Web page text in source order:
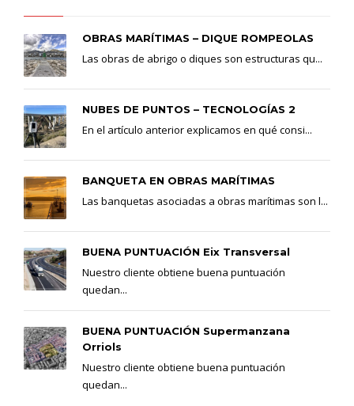
OBRAS MARÍTIMAS – DIQUE ROMPEOLAS
Las obras de abrigo o diques son estructuras qu...
NUBES DE PUNTOS – TECNOLOGÍAS 2
En el artículo anterior explicamos en qué consi...
BANQUETA EN OBRAS MARÍTIMAS
Las banquetas asociadas a obras marítimas son l...
BUENA PUNTUACIÓN Eix Transversal
Nuestro cliente obtiene buena puntuación
quedan...
BUENA PUNTUACIÓN Supermanzana
Orriols
Nuestro cliente obtiene buena puntuación
quedan...